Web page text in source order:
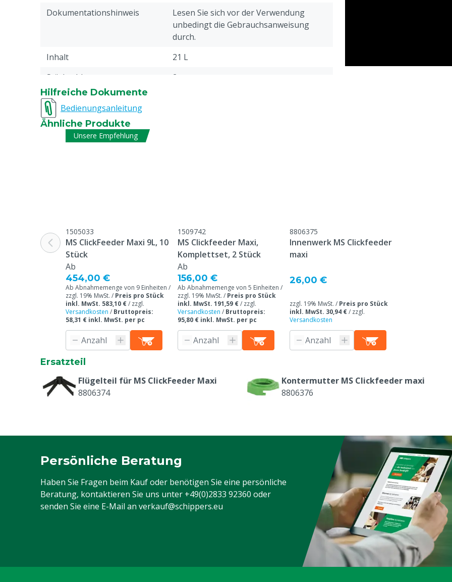
Dokumentationshinweis
Lesen Sie sich vor der Verwendung
unbedingt die Gebrauchsanweisung
durch.
Inhalt
21 L
Stückzahl
2
Farbe
Hilfreiche Dokumente
Bedienungsanleitung
Ähnliche Produkte
Unsere Empfehlung
1505033
MS ClickFeeder Maxi 9L, 10
Stück
Ab
454,00 €
Ab Abnahmemenge von 9 Einheiten /
zzgl. 19% MwSt. / Preis pro Stück
inkl. MwSt. 583,10 €/ zzgl.
Versandkosten / Bruttopreis:
58,31 € inkl. MwSt. per pc
1509742
MS Clickfeeder Maxi,
Komplettset, 2 Stück
Ab
156,00 €
Ab Abnahmemenge von 5 Einheiten /
zzgl. 19% MwSt. / Preis pro Stück
inkl. MwSt. 191,59 €/ zzgl.
Versandkosten / Bruttopreis:
95,80 € inkl. MwSt. per pc
8806375
Innenwerk MS Clickfeeder
maxi
26,00 €
zzgl. 19% MwSt. / Preis pro Stück
inkl. MwSt. 30,94 €/ zzgl.
Versandkosten
Ersatzteil
Flügelteil für MS ClickFeeder Maxi
8806374
Kontermutter MS Clickfeeder maxi
8806376
Persönliche Beratung
Haben Sie Fragen beim Kauf oder benötigen Sie eine persönliche
Beratung, kontaktieren Sie uns unter +49(0)2833 92360 oder
senden Sie eine E-Mail an verkauf@schippers.eu